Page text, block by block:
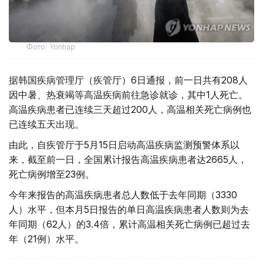
Фото: Yonhap
据韩国疾病管理厅（疾管厅）6日通报，前一日共有208人
因中暑、热衰竭等高温疾病前往急诊就诊，其中1人死亡。
高温疾病患者已连续三天超过200人，高温相关死亡病例也
已连续五天出现。
由此，自疾管厅于5月15日启动高温疾病监测预警体系以
来，截至前一日，全国累计报告高温疾病患者达2665人，
死亡病例增至23例。
今年来报告的高温疾病患者总人数低于去年同期（3330
人）水平，但本月5日报告的单日高温疾病患者人数则为去
年同期（62人）的3.4倍，累计高温相关死亡病例已超过去
年（21例）水平。